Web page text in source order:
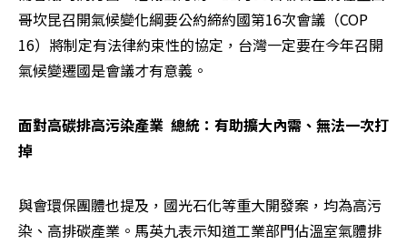
哥坎昆召開氣候變化綱要公約締約國第16次會議（COP
16）將制定有法律約束性的協定，台灣一定要在今年召開
氣候變遷國是會議才有意義。
面對高碳排高污染產業  總統：有助擴大內需、無法一次打
掉
與會環保團體也提及，國光石化等重大開發案，均為高污
染、高排碳產業。馬英九表示知道工業部門佔溫室氣體排